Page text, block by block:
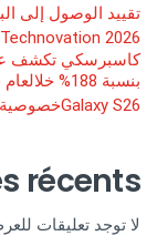
تقييد الوصول إلى
Technovation 2026
بنسبة 188% خلالعام 2026
Galaxy S26خصوصية تنشط في اللحظة المناسبة
récents
لا توجد تعليقات